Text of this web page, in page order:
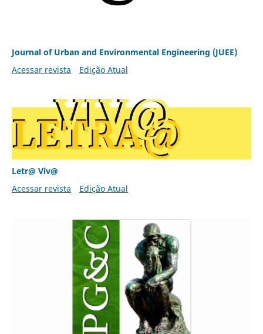
Journal of Urban and Environmental Engineering (JUEE)
Acessar revista
Edição Atual
Letr@ Viv@
Acessar revista
Edição Atual